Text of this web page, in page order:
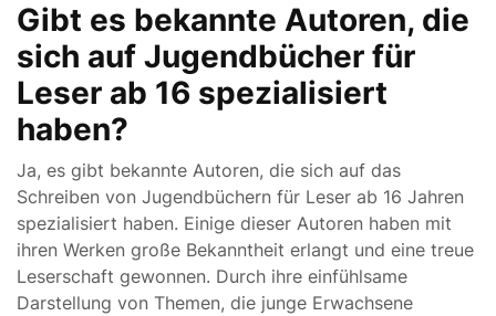
Gibt es bekannte Autoren, die
sich auf Jugendbücher für
Leser ab 16 spezialisiert
haben?
Ja, es gibt bekannte Autoren, die sich auf das
Schreiben von Jugendbüchern für Leser ab 16 Jahren
spezialisiert haben. Einige dieser Autoren haben mit
ihren Werken große Bekanntheit erlangt und eine treue
Leserschaft gewonnen. Durch ihre einfühlsame
Darstellung von Themen, die junge Erwachsene